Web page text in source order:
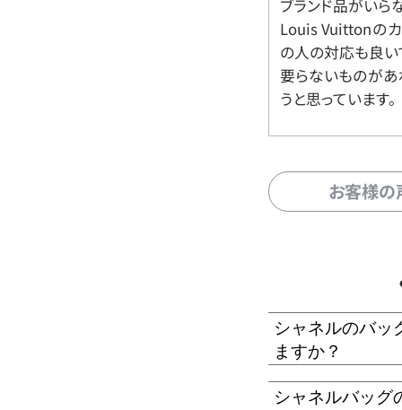
ブランド品がいら
Louis Vuittonの
の人の対応も良い
要らないものがあ
うと思っています。
お客様
シャネルのバッ
ますか？
シャネルバッグ